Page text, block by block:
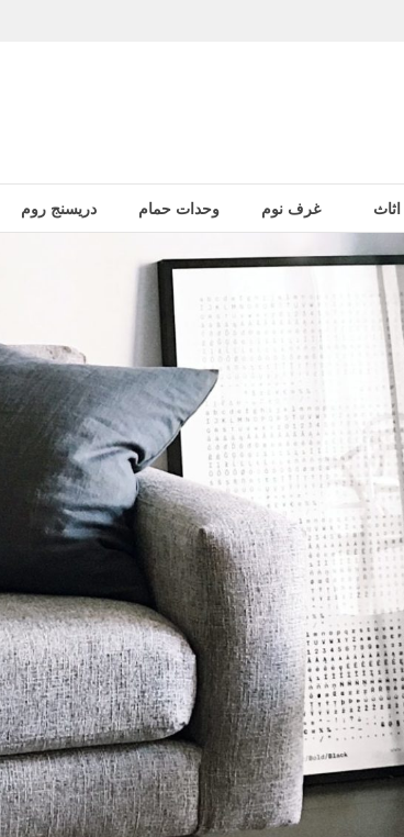
اثاث غرف نوم وحدات حمام دريسنج روم